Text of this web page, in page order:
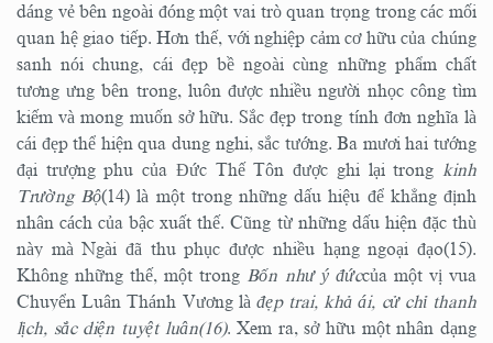
dáng vẻ bên ngoài đóng một vai trò quan trọng trong các mối
quan hệ giao tiếp. Hơn thế, với nghiệp cảm cơ hữu của chúng
sanh nói chung, cái đẹp bề ngoài cùng những phẩm chất
tương ưng bên trong, luôn được nhiều người nhọc công tìm
kiếm và mong muốn sở hữu. Sắc đẹp trong tính đơn nghĩa là
cái đẹp thể hiện qua dung nghi, sắc tướng. Ba mươi hai tướng
đại trượng phu của Đức Thế Tôn được ghi lại trong kinh
Trường Bộ(14) là một trong những dấu hiệu để khẳng định
nhân cách của bậc xuất thế. Cũng từ những dấu hiện đặc thù
này mà Ngài đã thu phục được nhiều hạng ngoại đạo(15).
Không những thế, một trong Bốn như ý đứccủa một vị vua
Chuyển Luân Thánh Vương là đẹp trai, khả ái, cử chỉ thanh
lịch, sắc diện tuyệt luân(16). Xem ra, sở hữu một nhân dạng